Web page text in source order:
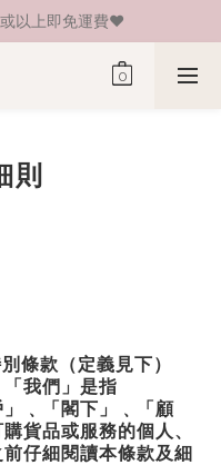
現金卷♥
以上即免運費♥
現金卷♥
則
條款（定義見下）
「我們」是指
﹑「閣下」﹑「顧
貨品或服務的個人、
仔細閱讀本條款及細